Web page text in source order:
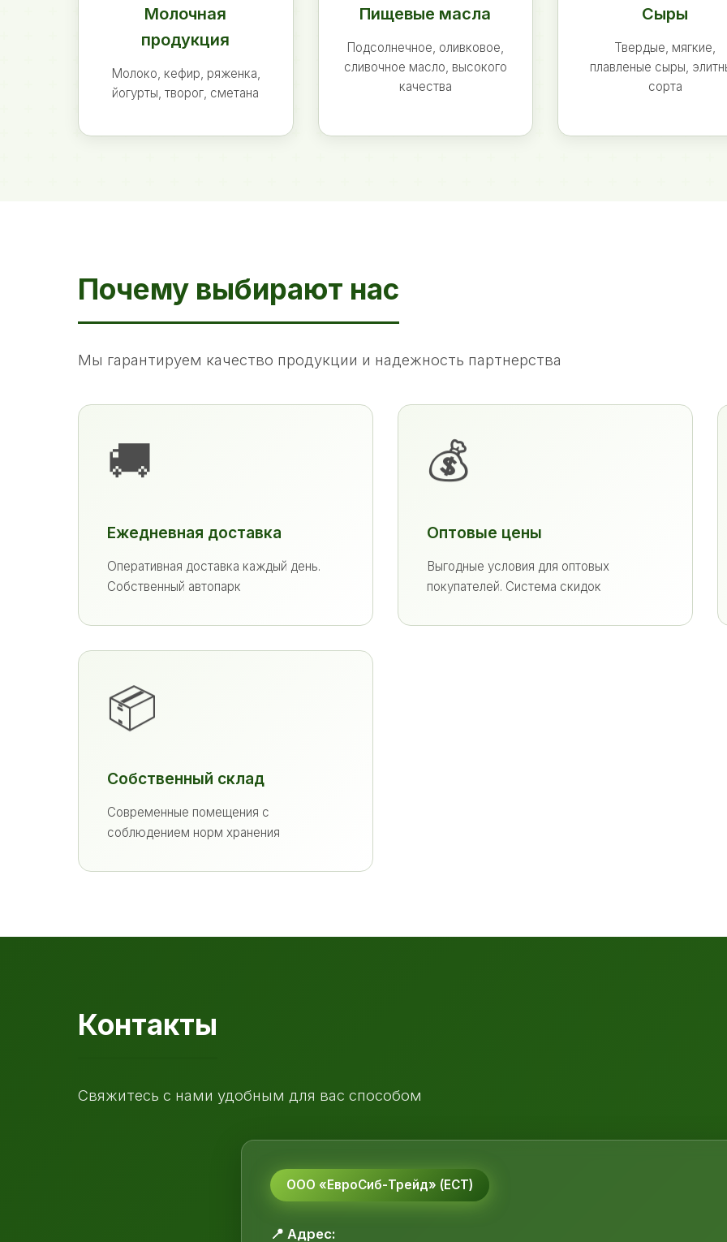
Молочная
продукция
Молоко, кефир, ряженка,
йогурты, творог, сметана
Пищевые масла
Подсолнечное, оливковое,
сливочное масло, высокого
качества
Сыры
Твердые, мягкие,
плавленые сыры,
сорта
Почему выбирают нас
Мы гарантируем качество продукции и надежность партнерства
🚚
Ежедневная доставка
Оперативная доставка каждый день.
Собственный автопарк
💰
Оптовые цены
Выгодные условия для оптовых
покупателей. Система скидок
📦
Собственный склад
Современные помещения с
соблюдением норм хранения
Контакты
Свяжитесь с нами удобным для вас способом
ООО «ЕвроСиб-Трейд» (ЕСТ)
📍 Адрес: